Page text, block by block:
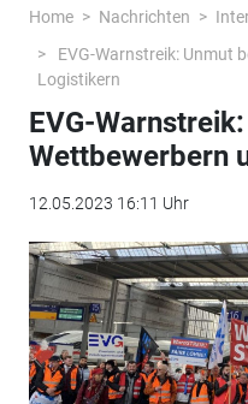
Home Nachrichten
EVG-Warnstreik: Unmut
Logistikern
EVG-
Wettbewerbern
12.05.2023 16:11 Uhr